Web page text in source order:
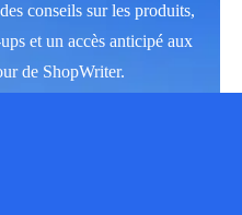
conseils sur les produits,
et un accès anticipé aux
de ShopWriter.